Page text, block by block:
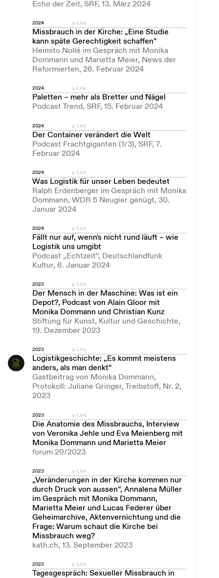
Echo der Zeit, SRF, 13. März 2024
2024
Missbrauch in der Kirche: „Eine Studie
kann späte Gerechtigkeit schaffen“
Heimito Nollé im Gespräch mit Monika
Dommann und Marietta Meier, News der
Reformierten, 26. Februar 2024
Link
2024
Paletten – mehr als Bretter und Nägel
Podcast Trend, SRF, 15. Februar 2024
Link
2024
Der Container verändert die Welt
Podcast Frachtgiganten (1/3), SRF, 7.
Februar 2024
Link
2024
Was Logistik für unser Leben bedeutet
Ralph Erdenberger im Gespräch mit Monika
Dommann, WDR 5 Neugier genügt, 30.
Januar 2024
Link
2024
Fällt nur auf, wenn's nicht rund läuft – wie
Logistik uns umgibt
Podcast „Echtzeit“, Deutschlandfunk
Kultur, 6. Januar 2024
Link
2023
Der Mensch in der Maschine: Was ist ein
Depot?, Podcast von Alain Gloor mit
Monika Dommann und Christian Kunz
Stiftung für Kunst, Kultur und Geschichte,
19. Dezember 2023
Link
2023
Logistikgeschichte: „Es kommt meistens
anders, als man denkt“
Gastbeitrag von Monika Dommann,
Protokoll: Juliane Gringer, Treibstoff, Nr. 2,
2023
Link
2023
Die Anatomie des Missbrauchs, Interview
von Veronika Jehle und Eva Meienberg mit
Monika Dommann und Marietta Meier
forum 20/2023
Link
2023
„Veränderungen in der Kirche kommen nur
durch Druck von aussen“, Annalena Müller
im Gespräch mit Monika Dommann,
Marietta Meier und Lucas Federer über
Geheimarchive, Aktenvernichtung und die
Frage: Warum schaut die Kirche bei
Missbrauch weg?
kath.ch, 13. September 2023
Link
2023
Tagesgespräch: Sexueller Missbrauch in
Link